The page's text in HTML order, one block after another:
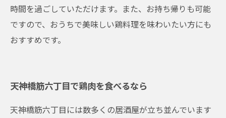
時間を過ごしていただけます。また、お持ち帰りも可能
ですので、おうちで美味しい鶏料理を味わいたい方にも
おすすめです。
天神橋筋六丁目で鶏肉を食べるなら
天神橋筋六丁目には数多くの居酒屋が立ち並んでいます